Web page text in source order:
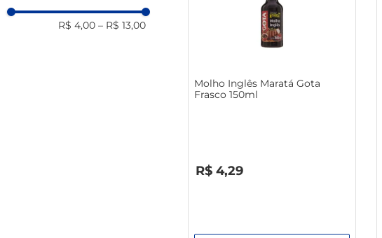
R$ 4,00 – R$ 13,00
Molho Inglês Maratá Gota
Frasco 150ml
R$ 4,29